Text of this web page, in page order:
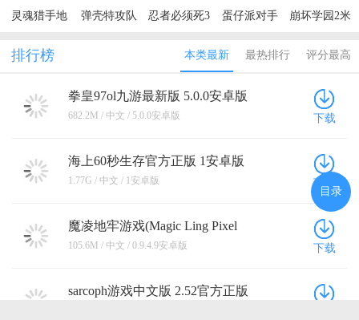
灵魂猎手地
最新版本
(Soul
弹壳特攻队
忍者必须死3
蛋仔派对手
崩坏学园2米
排行榜 本类最新 最热排行 评分最高
拳皇97ol九游最新版 5.0.0安卓版
682.2M / 中文 / 5.0.0安卓版 下载
海上60秒生存官方正版 1安卓版
1.77G / 中文 / 1安卓版 下载
魔凌地牢游戏(Magic Ling Pixel
Dungeon) 0.9.4.9安卓版
105.6M / 中文 / 0.9.4.9安卓版 下载
sarcoph游戏中文版 2.52官方正版
目录